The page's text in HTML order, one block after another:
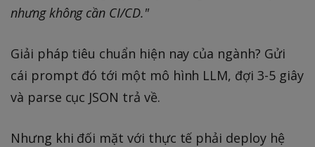
nhưng không cần CI/CD."
Giải pháp tiêu chuẩn hiện nay của ngành? Gửi
cái prompt đó tới một mô hình LLM, đợi 3-5 giây
và parse cục JSON trả về.
Nhưng khi đối mặt với thực tế phải deploy hệ